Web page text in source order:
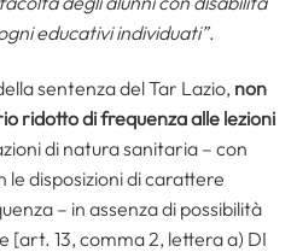
educativi individuati”.
sentenza del Tar Lazio, non
ridotto di frequenza alle lezioni
di natura sanitaria – con
disposizioni di carattere
– in assenza di possibilità
[art. 13, comma 2, lettera a) DI